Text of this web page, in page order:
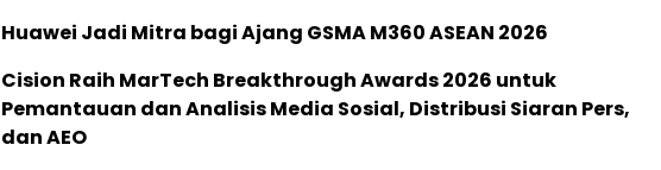
Huawei Jadi Mitra bagi Ajang GSMA M360 ASEAN 2026
Cision Raih MarTech Breakthrough Awards 2026 untuk
Pemantauan dan Analisis Media Sosial, Distribusi Siaran Pers,
dan AEO